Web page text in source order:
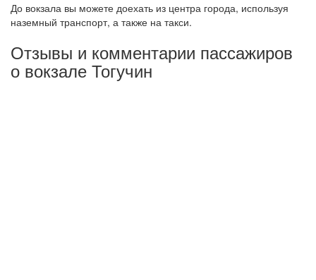
До вокзала вы можете доехать из центра города, используя
наземный транспорт, а также на такси.
Отзывы и комментарии пассажиров
о вокзале Тогучин